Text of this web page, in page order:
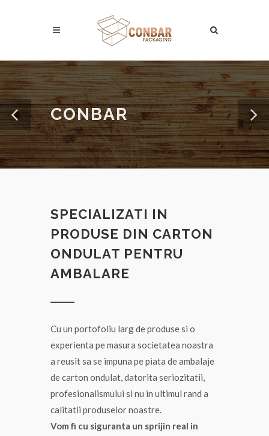
CONBAR
SPECIALIZATI IN
PRODUSE DIN CARTON
ONDULAT PENTRU
AMBALARE
Cu un portofoliu larg de produse si o
experienta pe masura societatea noastra
a reusit sa se impuna pe piata de ambalaje
de carton ondulat, datorita seriozitatii,
profesionalismului si nu in ultimul rand a
calitatii produselor noastre.
Vom fi cu siguranta un sprijin real in